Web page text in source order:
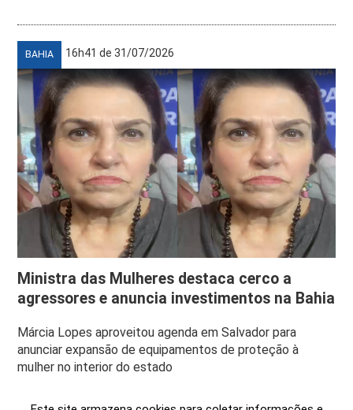
BAHIA 16h41 de 31/07/2026
Ministra das Mulheres destaca cerco a
agressores e anuncia investimentos na Bahia
Márcia Lopes aproveitou agenda em Salvador para
anunciar expansão de equipamentos de proteção à
mulher no interior do estado